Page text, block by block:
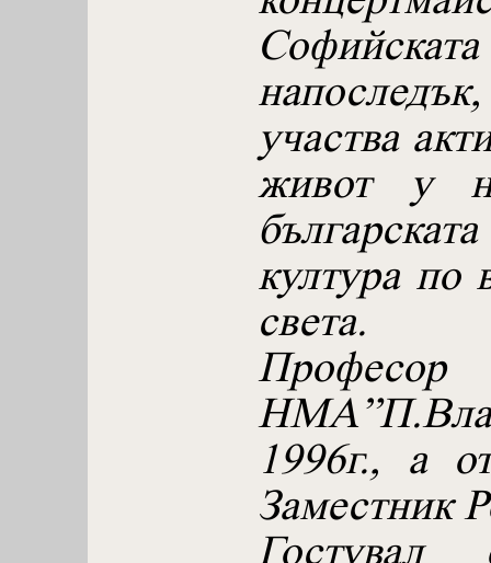
участва
живот у
култура по
света.
1996г., а
Заместник